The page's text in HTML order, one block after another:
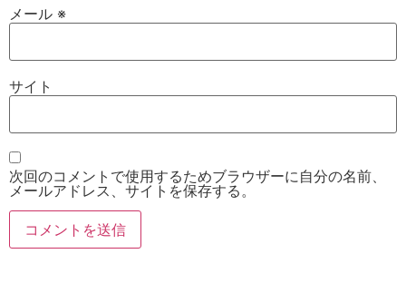
メール ※
サイト
次回のコメントで使用するためブラウザーに自分の名前、
メールアドレス、サイトを保存する。